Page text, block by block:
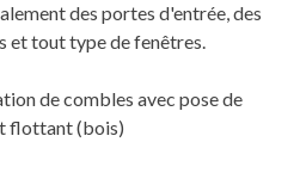
des portes d'entrée, des
et tout type de fenêtres.
de combles avec pose de
flottant (bois)